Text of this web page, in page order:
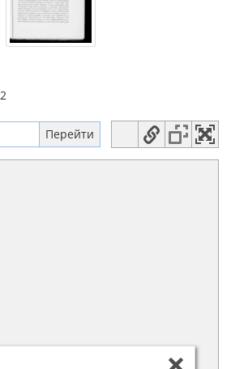
2